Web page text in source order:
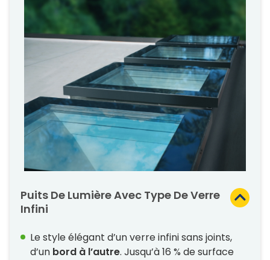
Puits De Lumière Avec Type De Verre
Infini
Le style élégant d’un verre infini sans joints,
d’un bord à l’autre. Jusqu’à 16 % de surface